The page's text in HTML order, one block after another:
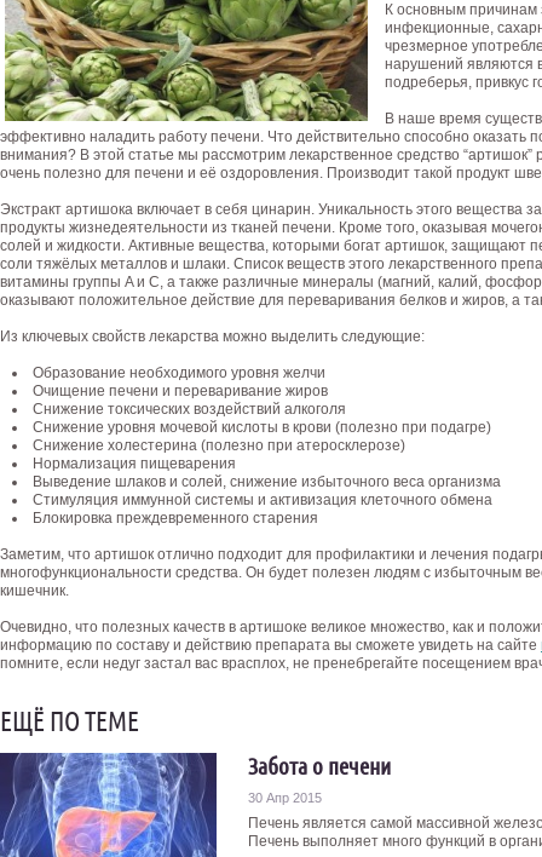
К основным причинам
инфекционные,
чрезмерное
нарушений являются
подреберья, привкус
В наше время
эффективно наладить работу печени. Что действительно способно оказать
внимания? В этой статье мы рассмотрим лекарственное средство “артишок”
очень полезно для печени и её оздоровления. Производит такой продукт
Экстракт артишока включает в себя цинарин. Уникальность этого вещества
продукты жизнедеятельности из тканей печени. Кроме того, оказывая
солей и жидкости. Активные вещества, которыми богат артишок, защищают
соли тяжёлых металлов и шлаки. Список веществ этого лекарственного
витамины группы A и C, а также различные минералы (магний, калий,
оказывают положительное действие для переваривания белков и жиров, а
Из ключевых свойств лекарства можно выделить следующие:
Образование необходимого уровня желчи
Очищение печени и переваривание жиров
Снижение токсических воздействий алкоголя
Снижение уровня мочевой кислоты в крови (полезно при подагре)
Снижение холестерина (полезно при атеросклерозе)
Нормализация пищеварения
Выведение шлаков и солей, снижение избыточного веса организма
Стимуляция иммунной системы и активизация клеточного обмена
Блокировка преждевременного старения
Заметим, что артишок отлично подходит для профилактики и лечения
многофункциональности средства. Он будет полезен людям с избыточным
кишечник.
Очевидно, что полезных качеств в артишоке великое множество, как и
информацию по составу и действию препарата вы сможете увидеть на сайте
помните, если недуг застал вас врасплох, не пренебрегайте посещением
ЕЩЁ ПО ТЕМЕ
Забота о печени
30 Апр 2015
Печень является самой массивной
Печень выполняет много функций в